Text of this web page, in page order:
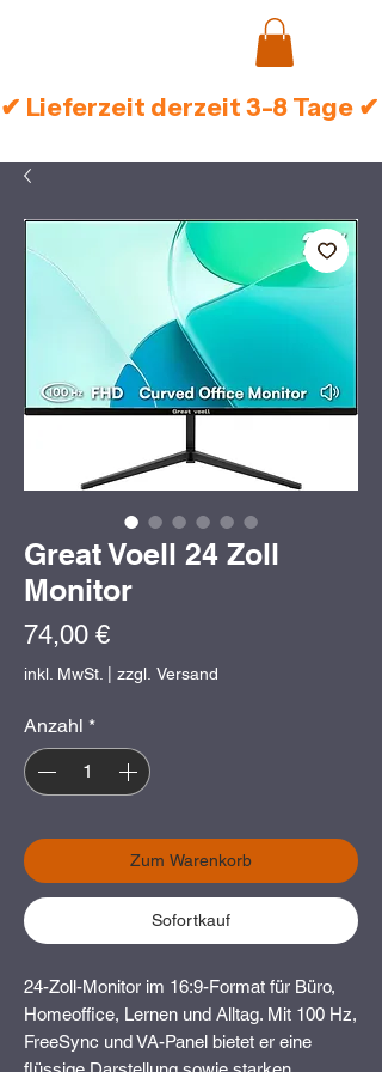
✔ Lieferzeit derzeit 3-8 Tage
Great Voell 24 Zoll
Monitor
74,00 €Preis
inkl. MwSt. zzgl. Versand
Anzahl *
Zum Warenkorb
Sofortkauf
24-Zoll-Monitor im 16:9-Format für Büro,
Homeoffice, Lernen und Alltag. Mit 100 Hz,
FreeSync und VA-Panel bietet er eine